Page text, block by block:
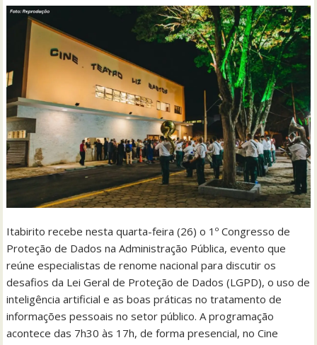
Itabirito recebe nesta quarta-feira (26) o 1º Congresso de
Proteção de Dados na Administração Pública, evento que
reúne especialistas de renome nacional para discutir os
desafios da Lei Geral de Proteção de Dados (LGPD), o uso de
inteligência artificial e as boas práticas no tratamento de
informações pessoais no setor público. A programação
acontece das 7h30 às 17h, de forma presencial, no Cine